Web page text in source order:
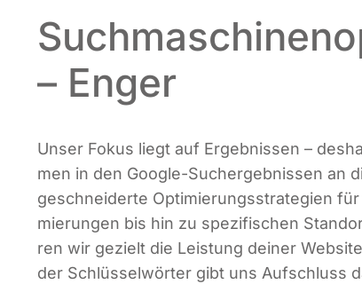
– Enger
Unser Fokus liegt auf Ergeb­nis­sen –
men in den Goog­le-Such­ergeb­nis­sen an
ge­schnei­der­te Opti­mie­rungs­stra­te­gien
mie­run­gen bis hin zu spe­zi­fi­schen
ren wir gezielt die Leis­tung dei­ner
der Schlüs­sel­wör­ter gibt uns Auf­schluss